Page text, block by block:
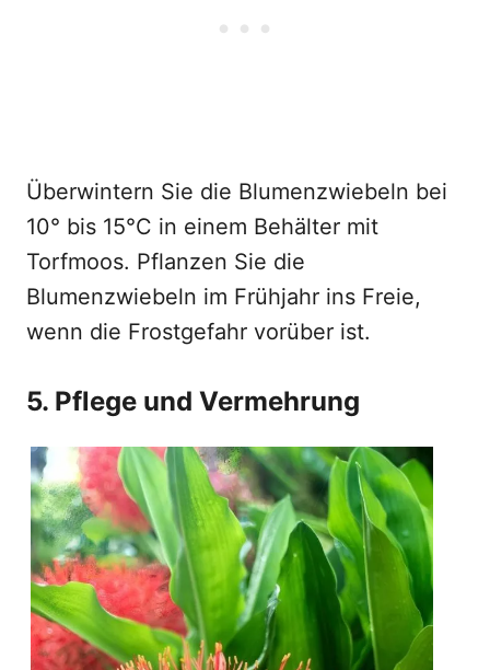
Überwintern Sie die Blumenzwiebeln bei
10° bis 15°C in einem Behälter mit
Torfmoos. Pflanzen Sie die
Blumenzwiebeln im Frühjahr ins Freie,
wenn die Frostgefahr vorüber ist.
5. Pflege und Vermehrung